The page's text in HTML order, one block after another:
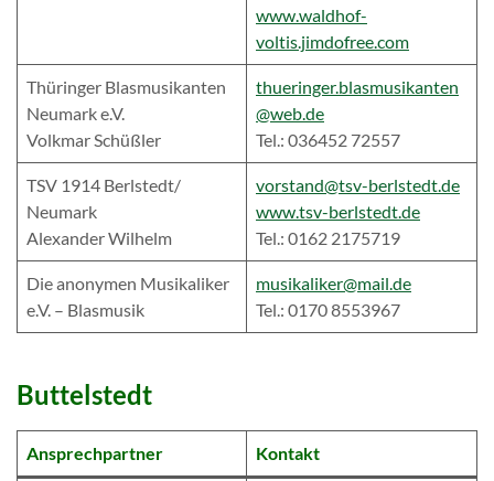
www.waldhof-
voltis.jimdofree.com
Thüringer Blasmusikanten
Neumark e.V.
Volkmar Schüßler
thueringer.blasmusikanten
@web.de
Tel.: 036452 72557
TSV 1914 Berlstedt/
Neumark
Alexander Wilhelm
vorstand@tsv-berlstedt.de
www.tsv-berlstedt.de
Tel.: 0162 2175719
Die anonymen Musikaliker
e.V. – Blasmusik
musikaliker@mail.de
Tel.: 0170 8553967
Buttelstedt
Ansprechpartner Kontakt